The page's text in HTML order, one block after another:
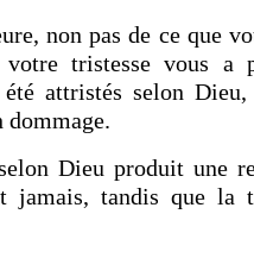
non pas de ce que
tristesse vous a
été attristés selon
dommage.
Dieu produit une
jamais, tandis que la